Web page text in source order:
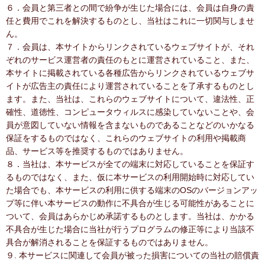
６．会員と第三者との間で紛争が生じた場合には、会員は自身の責
任と費用でこれを解決するものとし、当社はこれに一切関与しませ
ん。
７．会員は、本サイトからリンクされているウェブサイトが、それ
ぞれのサービス運営者の責任のもとに運営されていること、また、
本サイトに掲載されている各種広告からリンクされているウェブサ
イトが広告主の責任により運営されていることを了承するものとし
ます。また、当社は、これらのウェブサイトについて、違法性、正
確性、道徳性、コンピュータウィルスに感染していないことや、会
員が意図していない情報を含まないものであることなどのいかなる
保証をするものではなく、これらのウェブサイトの利用や掲載商
品、サービス等を推奨するものではありません。
８．当社は、本サービスが全ての端末に対応していることを保証す
るものではなく、また、仮に本サービスの利用開始時に対応してい
た場合でも、本サービスの利用に供する端末のOSのバージョンアッ
プ等に伴い本サービスの動作に不具合が生じる可能性があることに
ついて、会員はあらかじめ承諾するものとします。当社は、かかる
不具合が生じた場合に当社が行うプログラムの修正等により当該不
具合が解消されることを保証するものではありません。
９. 本サービスに関連して会員が被った損害についての当社の賠償責